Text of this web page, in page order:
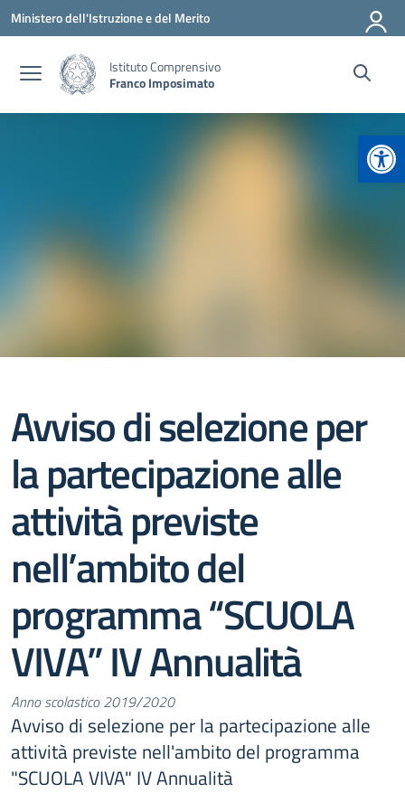
Vai ai contenuti
Vai al menu di navigazione
Vai al footer
Ministero dell'Istruzione e del Merito
Istituto Comprensivo
Franco Imposimato
Avviso di selezione per
la partecipazione alle
attività previste
nell’ambito del
programma “SCUOLA
VIVA” IV Annualità
Anno scolastico 2019/2020
Avviso di selezione per la partecipazione alle
attività previste nell'ambito del programma
"SCUOLA VIVA" IV Annualità